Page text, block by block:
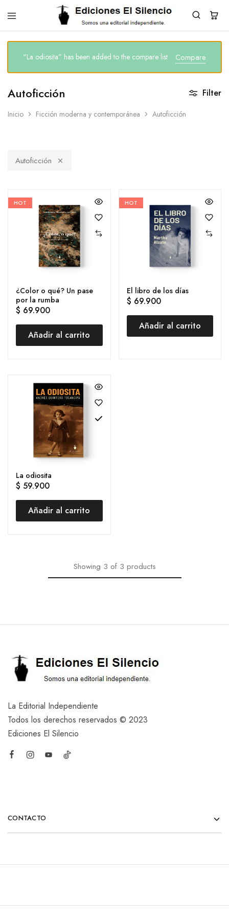
El
Silencio
Editorial
Compare
“La odiosita” has been added to the compare list
Autoficción
Inicio Ficción moderna y contemporánea Autoficción
Filter
Autoficción
HOT
¿Color o qué? Un pase
por la rumba
$ 69.900
Añadir al carrito
HOT
El libro de los días
$ 69.900
Añadir al carrito
La odiosita
$ 59.900
Añadir al carrito
Showing 3 of 3 products
La Editorial Independiente
Todos los derechos reservados © 2023
Ediciones El Silencio
CONTACTO